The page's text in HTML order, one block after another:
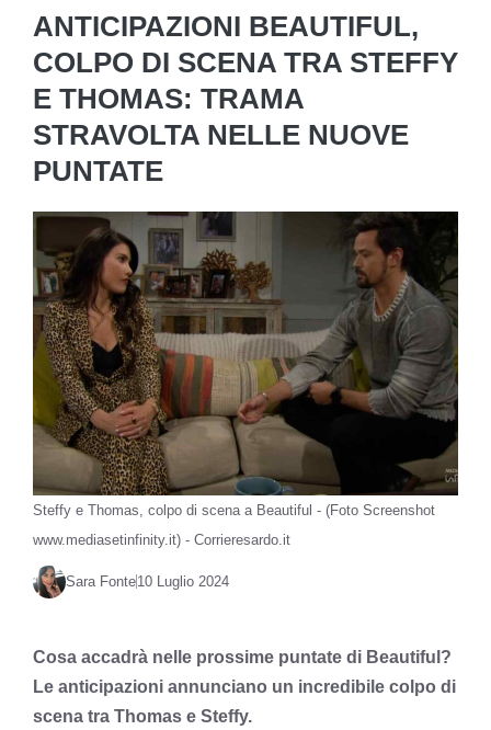
ANTICIPAZIONI BEAUTIFUL,
COLPO DI SCENA TRA STEFFY
E THOMAS: TRAMA
STRAVOLTA NELLE NUOVE
PUNTATE
Steffy e Thomas, colpo di scena a Beautiful - (Foto Screenshot
www.mediasetinfinity.it) - Corrieresardo.it
Sara Fonte10 Luglio 2024
Cosa accadrà nelle prossime puntate di Beautiful?
Le anticipazioni annunciano un incredibile colpo di
scena tra Thomas e Steffy.